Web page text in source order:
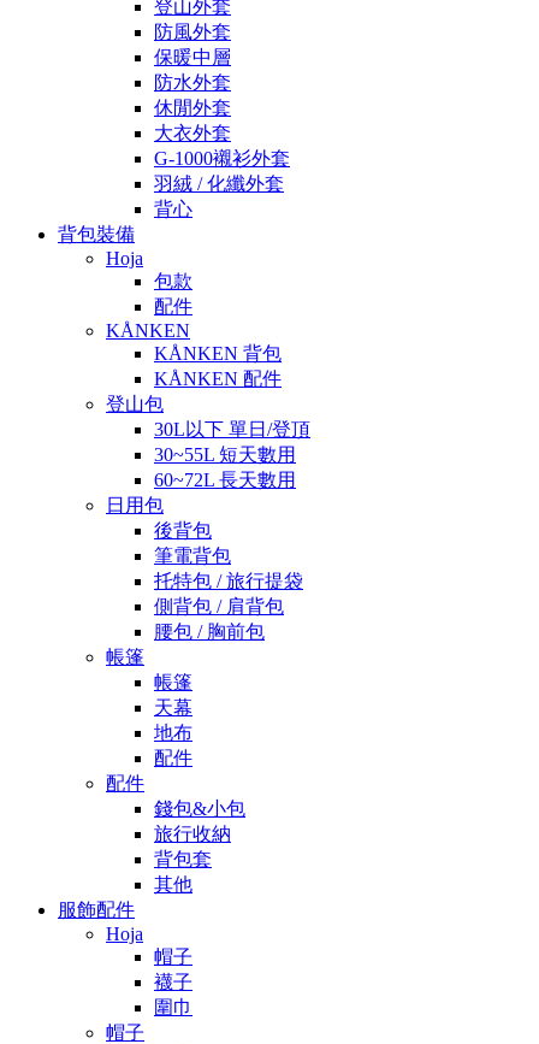
登山外套
防風外套
保暖中層
防水外套
休閒外套
大衣外套
G-1000襯衫外套
羽絨 / 化纖外套
背心
背包裝備
Hoja
包款
配件
KÅNKEN
KÅNKEN 背包
KÅNKEN 配件
登山包
30L以下 單日/登頂
30~55L 短天數用
60~72L 長天數用
日用包
後背包
筆電背包
托特包 / 旅行提袋
側背包 / 肩背包
腰包 / 胸前包
帳篷
帳篷
天幕
地布
配件
配件
錢包&小包
旅行收納
背包套
其他
服飾配件
Hoja
帽子
襪子
圍巾
帽子